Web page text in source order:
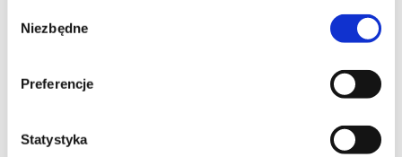
zgody
Niezbędne
Preferencje
Statystyka